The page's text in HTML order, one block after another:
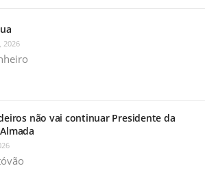
2026
não vai continuar Presidente da